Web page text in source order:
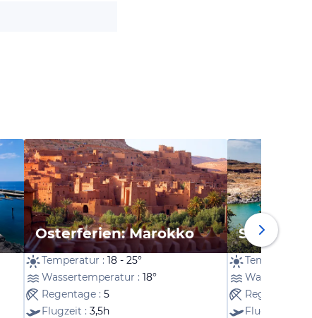
Osterferien: Marokko
Temperatur : 18 - 25°
Wassertemperatur : 18°
Regentage : 5
Flugzeit : 3,5h
Temperatur :
Regentage :
Flugzeit :